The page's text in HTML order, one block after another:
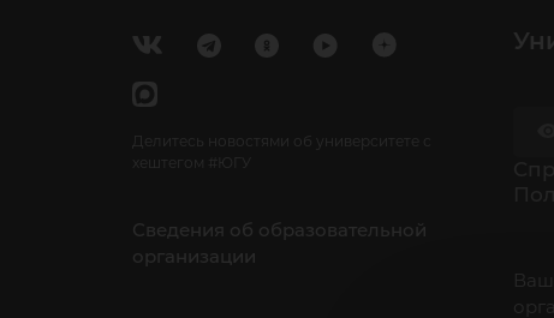
Делитесь новостями об университете с
хештегом #ЮГУ
Сведения об образовательной
организации